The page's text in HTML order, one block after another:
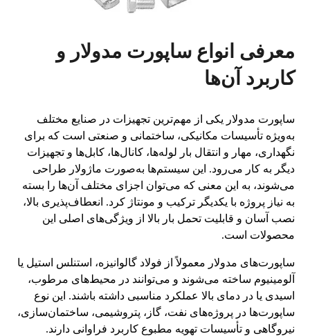
معرفی انواع ساپورت مدولار و
کاربرد آن‌ها
ساپورت مدولار یکی از مهم‌ترین تجهیزات در صنایع مختلف
به‌ویژه تأسیسات مکانیکی، ساختمانی و صنعتی است که برای
نگهداری، مهار و انتقال بار لوله‌ها، کانال‌ها، کابل‌ها و تجهیزات
دیگر به کار می‌رود. این سیستم‌ها به‌صورت ماژولار طراحی
می‌شوند، به این معنی که می‌توان اجزای مختلف آن‌ها را بسته
به نیاز پروژه با یکدیگر ترکیب و مونتاژ کرد. انعطاف‌پذیری بالا،
نصب آسان و قابلیت تحمل بار بالا از ویژگی‌های اصلی این
محصولات است.
ساپورت‌های مدولار معمولاً از فولاد گالوانیزه، استنلس استیل یا
آلومینیوم ساخته می‌شوند و می‌توانند در محیط‌های مرطوب،
اسیدی یا در دمای بالا عملکرد مناسبی داشته باشند. این نوع
ساپورت‌ها در پروژه‌های نفت، گاز، پتروشیمی، ساختمان‌سازی،
نیروگاهی و تأسیسات تهویه مطبوع کاربرد فراوانی دارند.